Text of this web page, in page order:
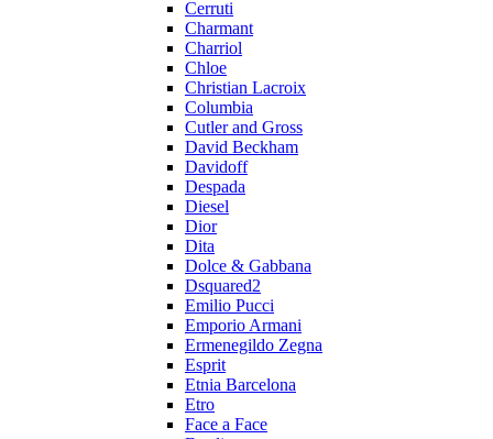
Cerruti
Charmant
Charriol
Chloe
Christian Lacroix
Columbia
Cutler and Gross
David Beckham
Davidoff
Despada
Diesel
Dior
Dita
Dolce & Gabbana
Dsquared2
Emilio Pucci
Emporio Armani
Ermenegildo Zegna
Esprit
Etnia Barcelona
Etro
Face a Face